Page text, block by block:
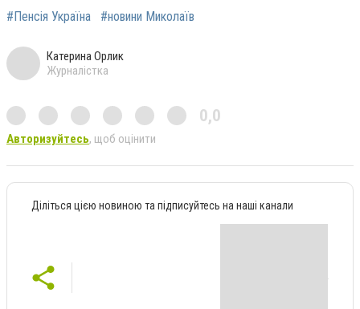
#Пенсія Україна #новини Миколаїв
Катерина Орлик
Журналістка
0,0
Авторизуйтесь, щоб оцінити
Діліться цією новиною та підписуйтесь на наші канали